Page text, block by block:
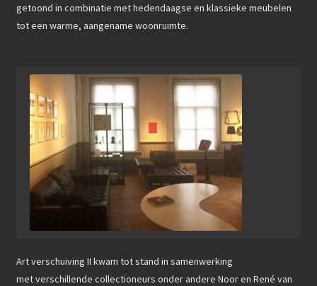
getoond in combinatie met hedendaagse en klassieke meubelen
tot een warme, aangename woonruimte.
Art verschuiving II kwam tot stand in samenwerking
met verschillende collectioneurs onder andere Noor en René van